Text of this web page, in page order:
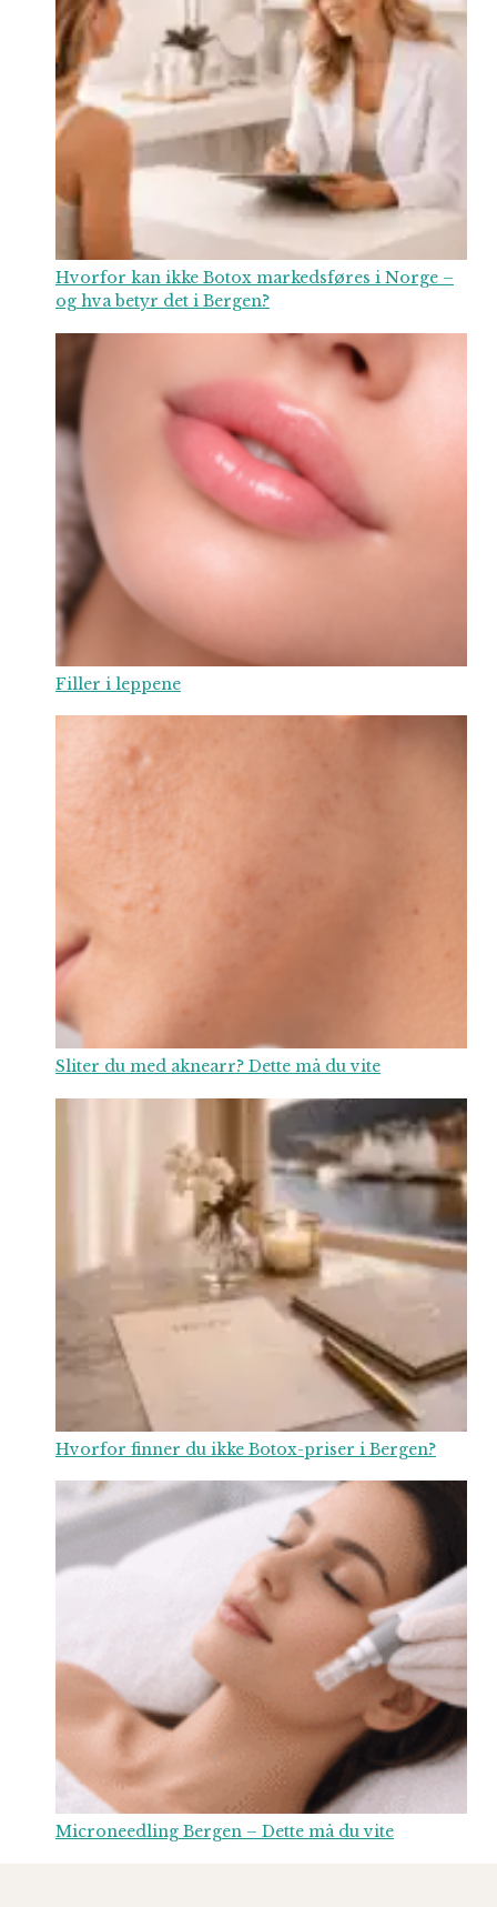
Hvorfor kan ikke Botox markedsføres i Norge –
og hva betyr det i Bergen?
Filler i leppene
Sliter du med aknearr? Dette må du vite
Hvorfor finner du ikke Botox-priser i Bergen?
Microneedling Bergen – Dette må du vite